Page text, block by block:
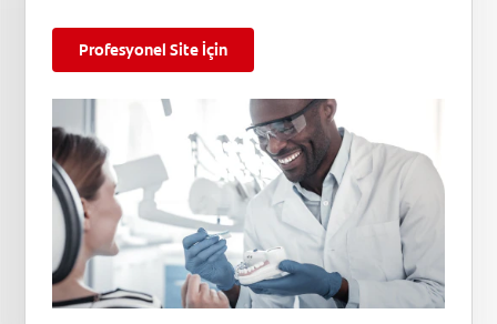
Profesyonel Site İçin